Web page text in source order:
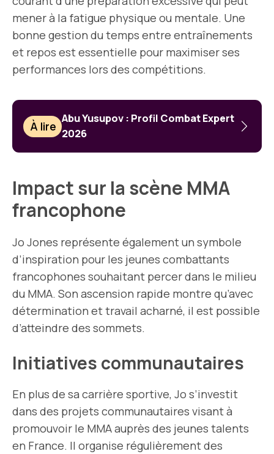
mener à la fatigue physique ou mentale. Une
bonne gestion du temps entre entraînements
et repos est essentielle pour maximiser ses
performances lors des compétitions.
À lire
Abu Yusupov : Profil Combat Expert
2026
Impact sur la scène MMA
francophone
Jo Jones représente également un symbole
d’inspiration pour les jeunes combattants
francophones souhaitant percer dans le milieu
du MMA. Son ascension rapide montre qu’avec
détermination et travail acharné, il est possible
d’atteindre des sommets.
Initiatives communautaires
En plus de sa carrière sportive, Jo s’investit
dans des projets communautaires visant à
promouvoir le MMA auprès des jeunes talents
en France. Il organise régulièrement des